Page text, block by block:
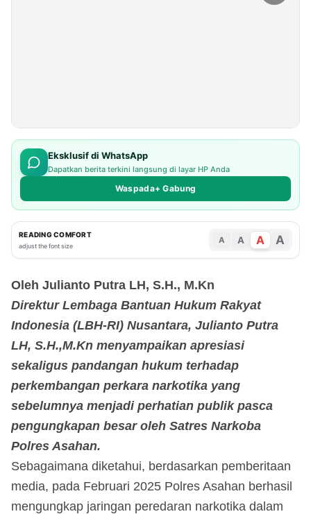
Eksklusif di WhatsApp
Dapatkan berita terkini langsung di layar HP Anda
Waspada+ Gabung
READING COMFORT
adjust the font size
A A A A
Oleh Julianto Putra LH, S.H., M.Kn
Direktur Lembaga Bantuan Hukum Rakyat
Indonesia (LBH-RI) Nusantara, Julianto Putra
LH, S.H.,M.Kn menyampaikan apresiasi
sekaligus pandangan hukum terhadap
perkembangan perkara narkotika yang
sebelumnya menjadi perhatian publik pasca
pengungkapan besar oleh Satres Narkoba
Polres Asahan.
Sebagaimana diketahui, berdasarkan pemberitaan
media, pada Februari 2025 Polres Asahan berhasil
mengungkap jaringan peredaran narkotika dalam